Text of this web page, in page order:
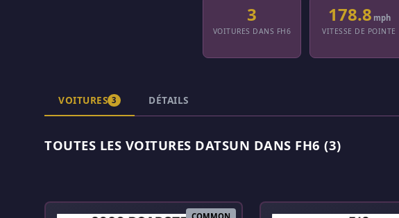
3
VOITURES DANS FH6
178.8 mph
VITESSE DE POINTE
VOITURES 3 DÉTAILS
TOUTES LES VOITURES DATSUN DANS FH6 (3)